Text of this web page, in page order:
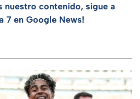
nuestro contenido, sigue a
7 en Google News!